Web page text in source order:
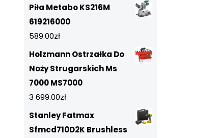
Piła Metabo KS216M
619216000
589.00zł
Holzmann Ostrzałka Do
Noży Strugarskich Ms
7000 MS7000
3 699.00zł
Stanley Fatmax
Sfmcd710D2K Brushless